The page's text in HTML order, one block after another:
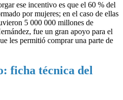
ese incentivo es que el 60 % del
por mujeres; en el caso de ellas
5 000 000 millones de
fue un gran apoyo para el
les permitió comprar una parte de
ficha técnica del